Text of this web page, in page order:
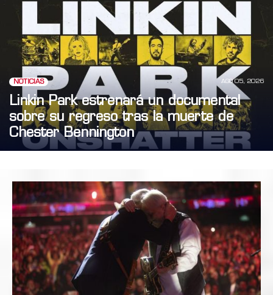
NOTICIAS AGO 05, 2026
Linkin Park estrenará un documental
sobre su regreso tras la muerte de
Chester Bennington